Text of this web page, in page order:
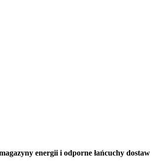
energii i odporne łańcuchy dostaw